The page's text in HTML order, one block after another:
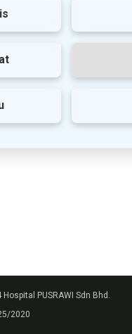
PUSRAWI Sdn Bhd.
2020